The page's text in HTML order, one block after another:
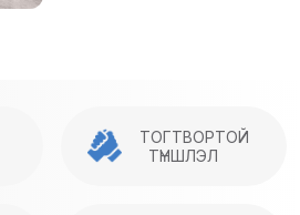
ТОГТВОРТОЙ
ТҮНШЛЭЛ